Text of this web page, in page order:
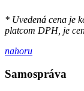
* Uvedená cena je
platcom DPH, je
nahoru
Samospráva